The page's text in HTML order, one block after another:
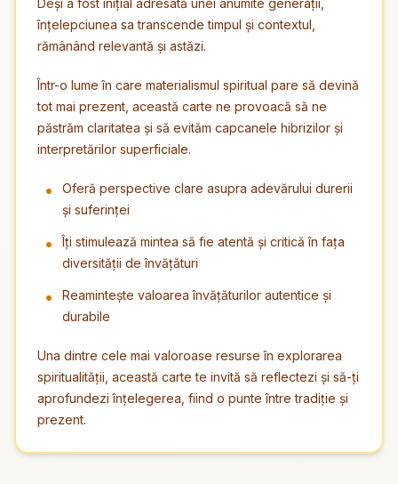
Deși a fost inițial adresată unei anumite generații,
înțelepciunea sa transcende timpul și contextul,
rămânând relevantă și astăzi.
Într-o lume în care materialismul spiritual pare să devină
tot mai prezent, această carte ne provoacă să ne
păstrăm claritatea și să evităm capcanele hibrizilor și
interpretărilor superficiale.
Oferă perspective clare asupra adevărului durerii
și suferinței
Îți stimulează mintea să fie atentă și critică în fața
diversității de învățături
Reamintește valoarea învățăturilor autentice și
durabile
Una dintre cele mai valoroase resurse în explorarea
spiritualității, această carte te invită să reflectezi și să-ți
aprofundezi înțelegerea, fiind o punte între tradiție și
prezent.